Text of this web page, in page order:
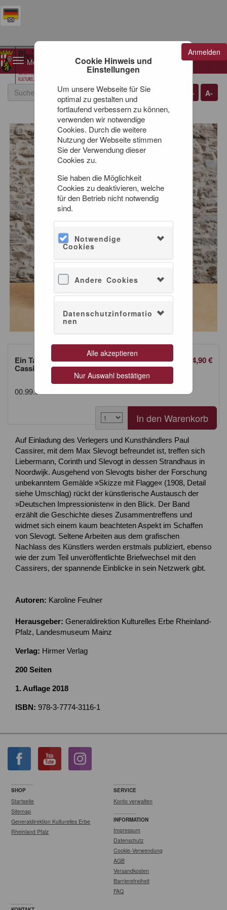
Cookie Hinweis und
Einstellungen
Um unsere Webseite für Sie
optimal zu gestalten und
fortlaufend verbessern zu können,
verwenden wir notwendige
Cookies. Durch die weitere
Nutzung der Webseite stimmen
Sie der Verwendung dieser
Cookies zu.
Sie haben die Möglichkeit
Cookies zu deaktivieren, welche
für den Betrieb nicht notwendig
sind.
Notwendige
Cookies
Andere Cookies
Datenschutzinformatio
nen
Alle akzeptieren
Nur Auswahl bestätigen
0 Artikel
Anmelden
Toggle
navigation
A-
A+
14,90 €
Ein Tag am Meer - Slevogt, Liebermann &
Cassierer
00.99.005.0477
Auf Einladung des Verlegers und Kunsthändlers Paul
Cassirer, mit dem Max Slevogt befreundet ist, treffen sich
Liebermann, Corinth und Slevogt in dessen Strandhaus in
Noordwijk. Ausgehend von Slevogts bisher der Forschung
unbekanntem Gemälde »Skizze mit Flagge« (1908, Detail
siehe Umschlag) rückt der künstlerische Austausch der
»Deutschen Impressionisten« in den Blick. Der Band
erzählt die Geschichte dieses Zusammentreffens und
widmet sich einem kaum beachteten Aspekt im Schaffen
von Slevogt. Seltene Arbeiten aus dem grafischen
Nachlass des Künstlers werden erstmals publiziert, ebenso
wie der zum Teil unveröffentlichte Briefwechsel mit den
Cassirers, der spannende Einblicke in sein Netzwerk gibt.
Autoren: Karoline Feulner
Herausgeber: Generaldirektion Kulturelles Erbe Rheinland-
Pfalz, Landesmuseum Mainz
Verlag: Hirmer Verlag
200 Seiten
1. Auflage 2018
ISBN: 978-3-7774-3116-1
SHOP
Startseite
Sitemap
Generaldirektion Kulturelles Erbe
Rheinland Pfalz
SERVICE
Konto verwalten
INFORMATION
Impressum
Datenschutz
Cookie-Verwendung
AGB
Versandkosten
Barrierefreiheit
FAQ